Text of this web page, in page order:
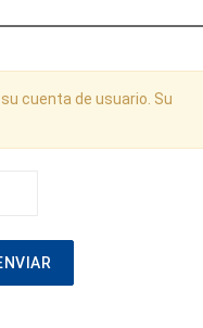
cuenta de usuario. Su